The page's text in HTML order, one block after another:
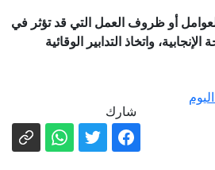
أو ظروف العمل التي قد تؤثر في
واتخاذ التدابير الوقائية
شارك